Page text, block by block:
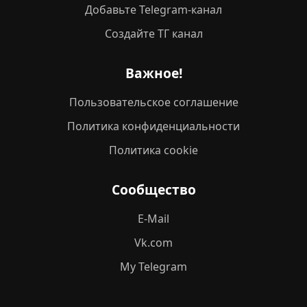
Добавьте Telegram-канал
Создайте ТГ канал
Важное!
Пользовательское соглашение
Политика конфиденциальности
Политика cookie
Сообщество
E-Mail
Vk.com
My Telegram